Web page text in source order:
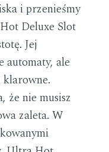
i przenieśmy
Deluxe Slot
Jej
automaty, ale
klarowne.
że nie musisz
zaleta. W